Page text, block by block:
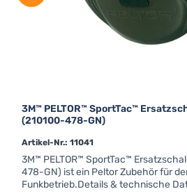
3M™ PELTOR™ SportTac™
(210100-478-GN)
Artikel-Nr.: 11041
3M™ PELTOR™ SportTac™
478-GN) ist ein Peltor Zubehör für
Funkbetrieb.Details & technische